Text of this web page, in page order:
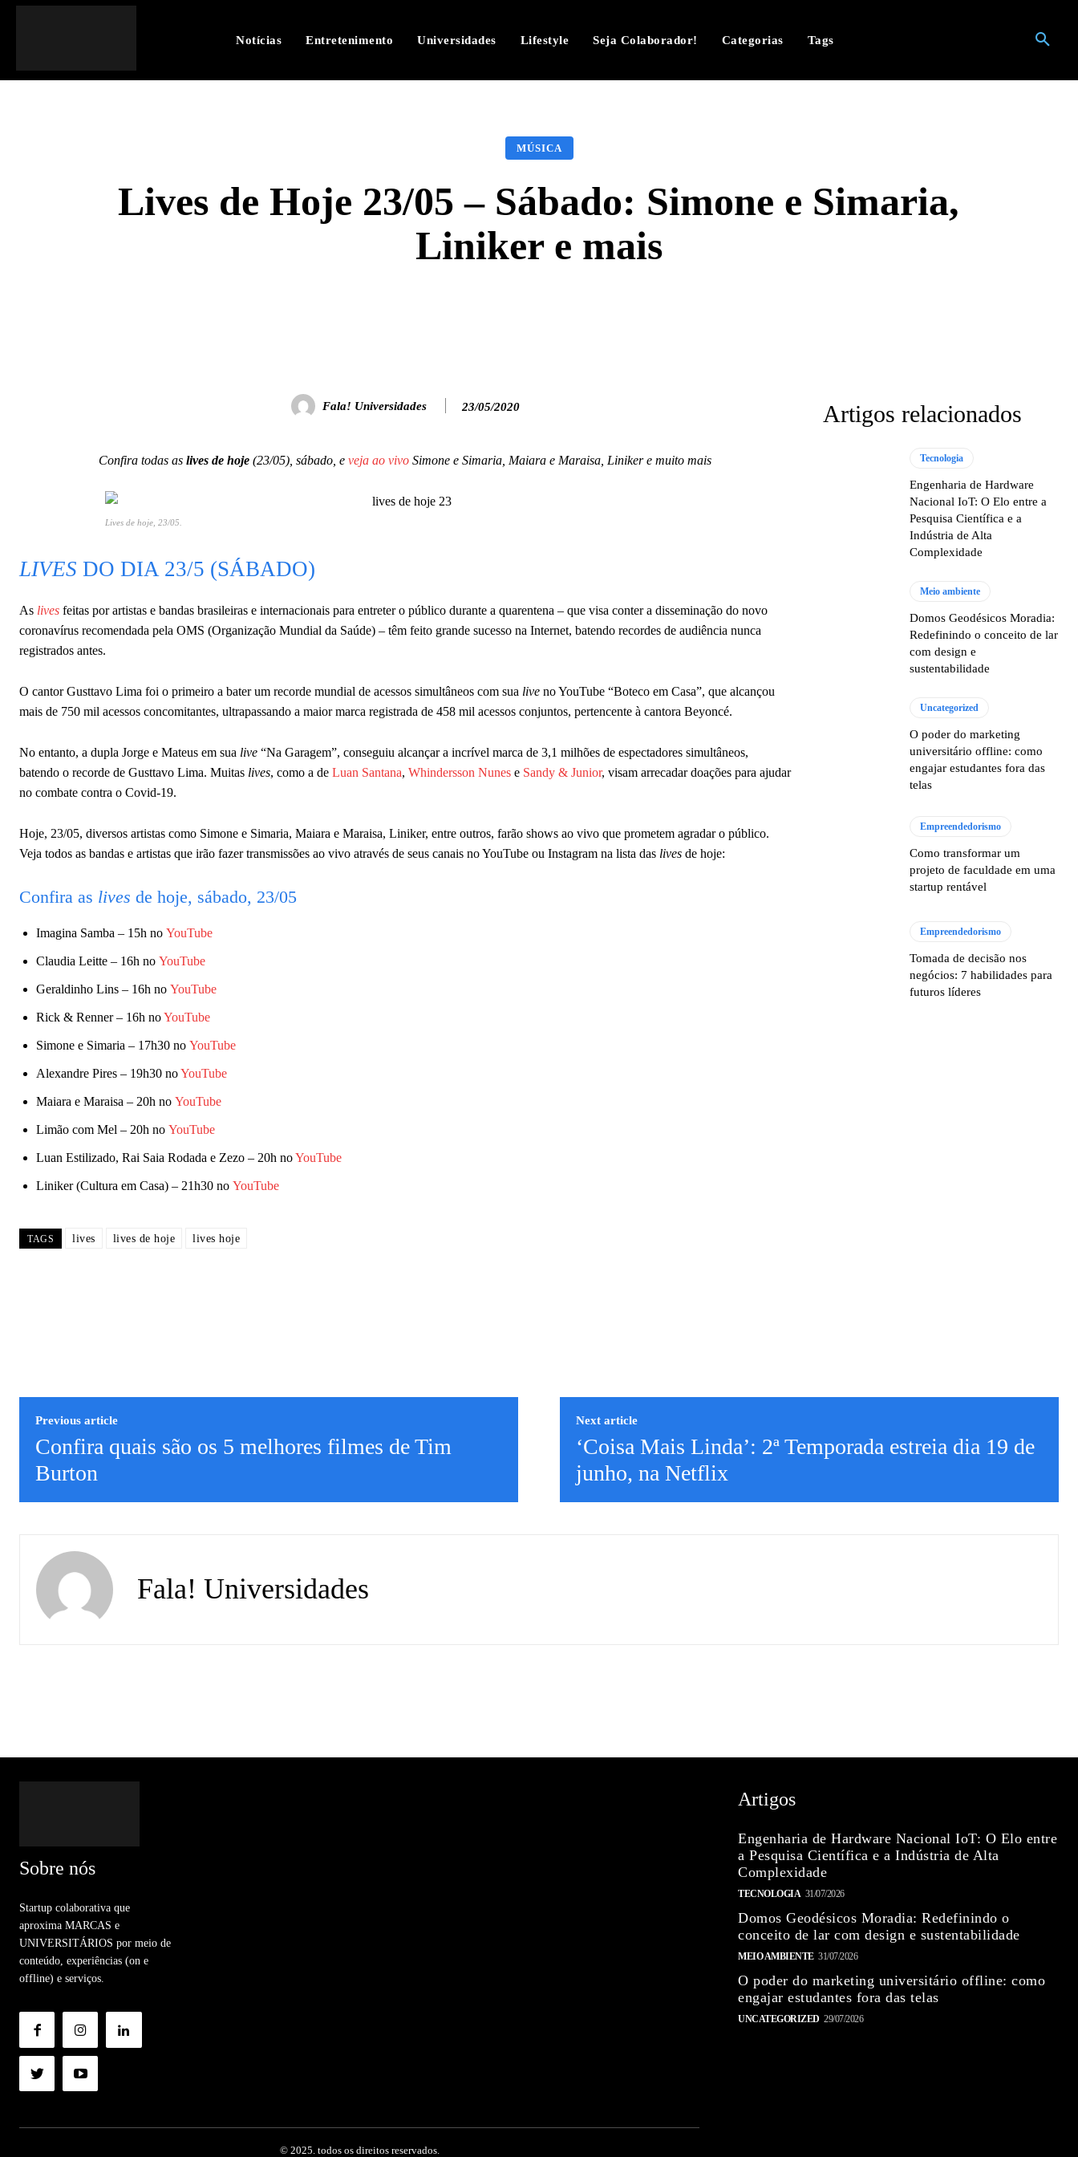
Notícias Entretenimento Universidades Lifestyle Seja Colaborador! Categorias Tags
MÚSICA
Lives de Hoje 23/05 – Sábado: Simone e Simaria,
Liniker e mais
Fala! Universidades 23/05/2020
Confira todas as lives de hoje (23/05), sábado, e veja ao vivo Simone e Simaria, Maiara e Maraisa, Liniker e muito mais
Lives de hoje, 23/05.
LIVES DO DIA 23/5 (SÁBADO)
As lives feitas por artistas e bandas brasileiras e internacionais para entreter o público durante a quarentena – que visa conter a disseminação do novo
coronavírus recomendada pela OMS (Organização Mundial da Saúde) – têm feito grande sucesso na Internet, batendo recordes de audiência nunca
registrados antes.
O cantor Gusttavo Lima foi o primeiro a bater um recorde mundial de acessos simultâneos com sua live no YouTube “Boteco em Casa”, que alcançou
mais de 750 mil acessos concomitantes, ultrapassando a maior marca registrada de 458 mil acessos conjuntos, pertencente à cantora Beyoncé.
No entanto, a dupla Jorge e Mateus em sua live “Na Garagem”, conseguiu alcançar a incrível marca de 3,1 milhões de espectadores simultâneos,
batendo o recorde de Gusttavo Lima. Muitas lives, como a de Luan Santana, Whindersson Nunes e Sandy & Junior, visam arrecadar doações para ajudar
no combate contra o Covid-19.
Hoje, 23/05, diversos artistas como Simone e Simaria, Maiara e Maraisa, Liniker, entre outros, farão shows ao vivo que prometem agradar o público.
Veja todos as bandas e artistas que irão fazer transmissões ao vivo através de seus canais no YouTube ou Instagram na lista das lives de hoje:
Confira as lives de hoje, sábado, 23/05
Imagina Samba – 15h no YouTube
Claudia Leitte – 16h no YouTube
Geraldinho Lins – 16h no YouTube
Rick & Renner – 16h noYouTube
Simone e Simaria – 17h30 no YouTube
Alexandre Pires – 19h30 noYouTube
Maiara e Maraisa – 20h no YouTube
Limão com Mel – 20h no YouTube
Luan Estilizado, Rai Saia Rodada e Zezo – 20h noYouTube
Liniker (Cultura em Casa) – 21h30 no YouTube
TAGS lives lives de hoje lives hoje
Artigos relacionados
Tecnologia
Engenharia de Hardware
Nacional IoT: O Elo entre a
Pesquisa Científica e a
Indústria de Alta
Complexidade
Meio ambiente
Domos Geodésicos Moradia:
Redefinindo o conceito de lar
com design e
sustentabilidade
Uncategorized
O poder do marketing
universitário offline: como
engajar estudantes fora das
telas
Empreendedorismo
Como transformar um
projeto de faculdade em uma
startup rentável
Empreendedorismo
Tomada de decisão nos
negócios: 7 habilidades para
futuros líderes
Previous article
Confira quais são os 5 melhores filmes de Tim
Burton
Next article
‘Coisa Mais Linda’: 2ª Temporada estreia dia 19 de
junho, na Netflix
Fala! Universidades
Sobre nós
Startup colaborativa que
aproxima MARCAS e
UNIVERSITÁRIOS por meio de
conteúdo, experiências (on e
offline) e serviços.
© 2025. todos os direitos reservados.
Artigos
Engenharia de Hardware Nacional IoT: O Elo entre
a Pesquisa Científica e a Indústria de Alta
Complexidade
TECNOLOGIA 31/07/2026
Domos Geodésicos Moradia: Redefinindo o
conceito de lar com design e sustentabilidade
MEIO AMBIENTE 31/07/2026
O poder do marketing universitário offline: como
engajar estudantes fora das telas
UNCATEGORIZED 29/07/2026